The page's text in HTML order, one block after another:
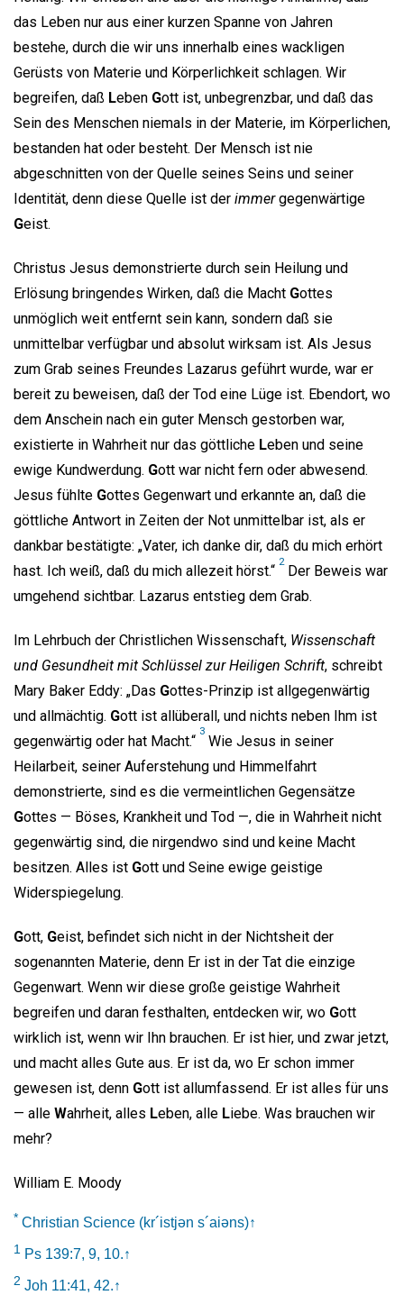
das Leben nur aus einer kurzen Spanne von Jahren
bestehe, durch die wir uns innerhalb eines wackligen
Gerüsts von Materie und Körperlichkeit schlagen. Wir
begreifen, daß Leben Gott ist, unbegrenzbar, und daß das
Sein des Menschen niemals in der Materie, im Körperlichen,
bestanden hat oder besteht. Der Mensch ist nie
abgeschnitten von der Quelle seines Seins und seiner
Identität, denn diese Quelle ist der immergegenwärtige
Geist.
Christus Jesus demonstrierte durch sein Heilung und
Erlösung bringendes Wirken, daß die Macht Gottes
unmöglich weit entfernt sein kann, sondern daß sie
unmittelbar verfügbar und absolut wirksam ist. Als Jesus
zum Grab seines Freundes Lazarus geführt wurde, war er
bereit zu beweisen, daß der Tod eine Lüge ist. Ebendort, wo
dem Anschein nach ein guter Mensch gestorben war,
existierte in Wahrheit nur das göttliche Leben und seine
ewige Kundwerdung. Gott war nicht fern oder abwesend.
Jesus fühlte Gottes Gegenwart und erkannte an, daß die
göttliche Antwort in Zeiten der Not unmittelbar ist, als er
dankbar bestätigte: „Vater, ich danke dir, daß du mich erhört
hast. Ich weiß, daß du mich allezeit hörst.“
2
Der Beweis war
umgehend sichtbar. Lazarus entstieg dem Grab.
Im Lehrbuch der Christlichen Wissenschaft, Wissenschaft
und Gesundheit mit Schlüssel zur Heiligen Schrift, schreibt
Mary Baker Eddy: „Das Gottes-Prinzip ist allgegenwärtig
und allmächtig. Gott ist allüberall, und nichts neben Ihm ist
gegenwärtig oder hat Macht.“
3
Wie Jesus in seiner
Heilarbeit, seiner Auferstehung und Himmelfahrt
demonstrierte, sind es die vermeintlichen Gegensätze
Gottes — Böses, Krankheit und Tod —, die in Wahrheit nicht
gegenwärtig sind, die nirgendwo sind und keine Macht
besitzen. Alles ist Gott und Seine ewige geistige
Widerspiegelung.
Gott, Geist, befindet sich nicht in der Nichtsheit der
sogenannten Materie, denn Er ist in der Tat die einzige
Gegenwart. Wenn wir diese große geistige Wahrheit
begreifen und daran festhalten, entdecken wir, wo Gott
wirklich ist, wenn wir Ihn brauchen. Er ist hier, und zwar jetzt,
und macht alles Gute aus. Er ist da, wo Er schon immer
gewesen ist, denn Gott ist allumfassend. Er ist alles für uns
— alle Wahrheit, alles Leben, alle Liebe. Was brauchen wir
mehr?
William E. Moody
* Christian Science (kr´istjən s´aiəns)↑
1 Ps 139:7, 9, 10.↑
2 Joh 11:41, 42.↑